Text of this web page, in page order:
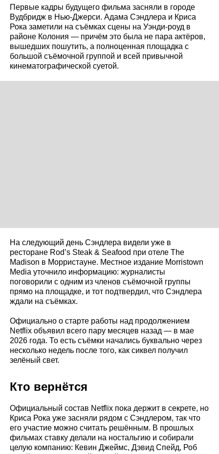
Первые кадры будущего фильма засняли в городе
Вудбридж в Нью-Джерси. Адама Сэндлера и Криса
Рока заметили на съёмках сцены на Уэнди-роуд в
районе Колония — причём это была не пара актёров,
вышедших пошутить, а полноценная площадка с
большой съёмочной группой и всей привычной
кинематографической суетой.
На следующий день Сэндлера видели уже в
ресторане Rod’s Steak & Seafood при отеле The
Madison в Морристауне. Местное издание Morristown
Media уточнило информацию: журналисты
поговорили с одним из членов съёмочной группы
прямо на площадке, и тот подтвердил, что Сэндлера
ждали на съёмках.
Официально о старте работы над продолжением
Netflix объявил всего пару месяцев назад — в мае
2026 года. То есть съёмки начались буквально через
несколько недель после того, как сиквел получил
зелёный свет.
Кто вернётся
Официальный состав Netflix пока держит в секрете, но
Криса Рока уже засняли рядом с Сэндлером, так что
его участие можно считать решённым. В прошлых
фильмах ставку делали на ностальгию и собирали
целую компанию: Кевин Джеймс, Дэвид Спейд, Роб